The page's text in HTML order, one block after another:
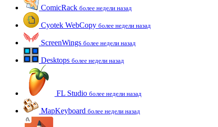
ComicRack более недели назад
Cyotek WebCopy более недели назад
ScreenWings более недели назад
Desktops более недели назад
FL Studio более недели назад
MapKeyboard более недели назад